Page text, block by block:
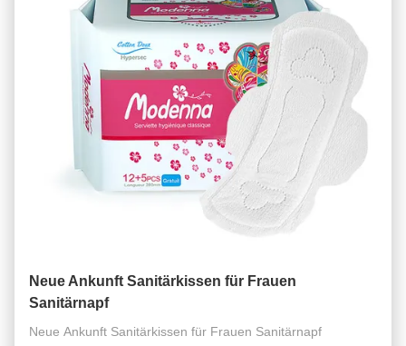
Neue Ankunft Sanitärkissen für Frauen
Sanitärnapf
Neue Ankunft Sanitärkissen für Frauen Sanitärnapf